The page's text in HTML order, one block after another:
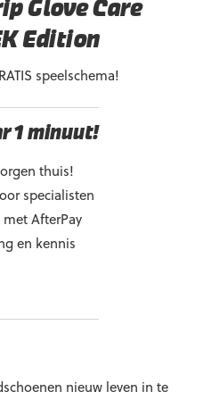
Glove Care
Edition
speelschema!
1 minuut!
thuis!
specialisten
AfterPay
en kennis
nieuw leven in te